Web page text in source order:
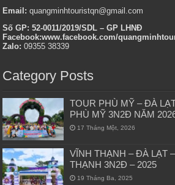
Email:quangminhtouristqn@gmail.com
Số GP: 52-0011/2019/SDL – GP LHNĐ
Facebook:www.facebook.com/
Zalo: 09355 38339
Category Posts
TOUR PHÙ MỸ – ĐÀ
PHÙ MỸ 3N2Đ NĂM
17 Tháng Một, 2026
VĨNH THẠNH – ĐÀ LẠT
THẠNH 3N2Đ – 2025
19 Tháng Ba, 2025